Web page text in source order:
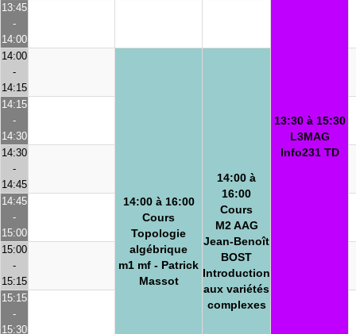
13:30 à 15:30
L3MAG
Info231 TD
13:45
-
14:00
14:00
-
14:15
14:00 à 16:00
Cours
Topologie
algébrique
m1 mf - Patrick
Massot
14:00 à
16:00
Cours
M2 AAG
Jean-Benoît
BOST
Introduction
aux variétés
complexes
14:15
-
14:30
14:30
-
14:45
14:45
-
15:00
15:00
-
15:15
15:15
-
15:30